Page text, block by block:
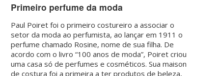
Primeiro perfume da moda
Paul Poiret foi o primeiro costureiro a associar o
setor da moda ao perfumista, ao lançar em 1911 o
perfume chamado Rosine, nome de sua filha. De
acordo com o livro “100 anos de moda”, Poiret criou
uma casa só de perfumes e cosméticos. Sua maison
de costura foi a primeira a ter produtos de beleza,